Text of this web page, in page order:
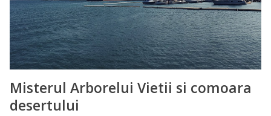
Misterul Arborelui Vietii si comoara
desertului